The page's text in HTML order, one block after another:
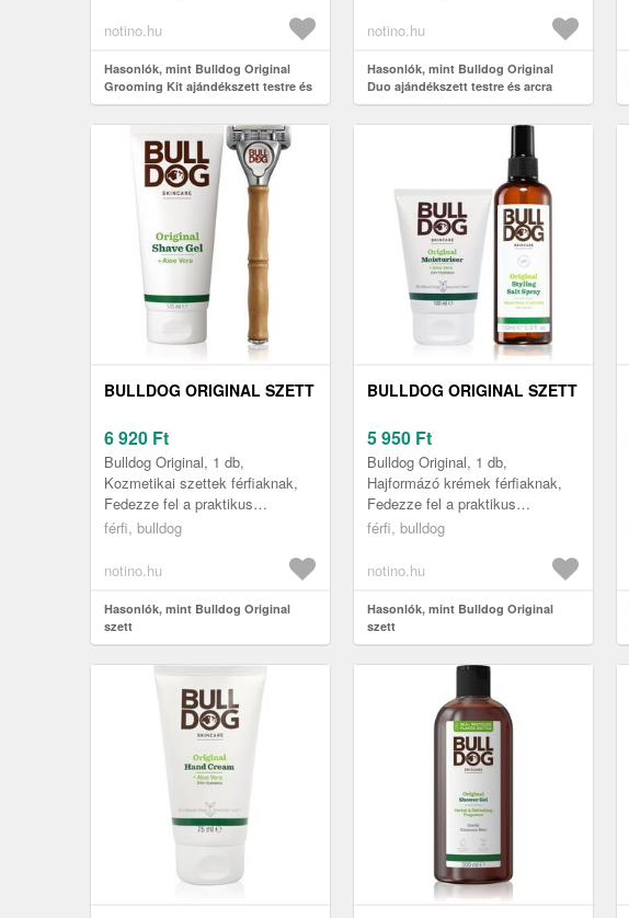
notino.hu
Hasonlók, mint Bulldog Original
Grooming Kit ajándékszett testre és
arcra
notino.hu
Hasonlók, mint Bulldog Original
Duo ajándékszett testre és arcra
uraknak
BULLDOG ORIGINAL SZETT
6 920 Ft
Bulldog Original, 1 db,
Kozmetikai szettek férfiaknak,
Fedezze fel a praktikus
termékcsomagot, amely
mindennapjait. A Bulldog ...
férfi, bulldog
notino.hu
Hasonlók, mint Bulldog Original
szett
BULLDOG ORIGINAL SZETT
5 950 Ft
Bulldog Original, 1 db,
Hajformázó krémek férfiaknak,
Fedezze fel a praktikus
termékcsomagot, amely
mindennapjait. A Bulldog O...
férfi, bulldog
notino.hu
Hasonlók, mint Bulldog Original
szett